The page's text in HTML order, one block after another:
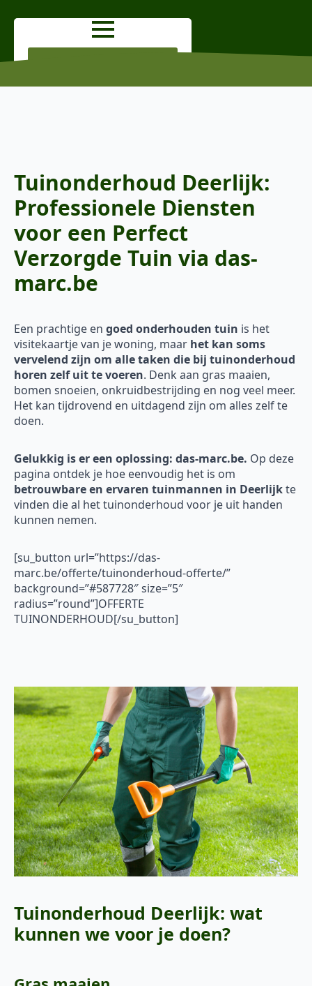
Tuinonderhoud Deerlijk:
Professionele Diensten
voor een Perfect
Verzorgde Tuin via das-
marc.be
Een prachtige en goed onderhouden tuin is het
visitekaartje van je woning, maar het kan soms
vervelend zijn om alle taken die bij tuinonderhoud
horen zelf uit te voeren. Denk aan gras maaien,
bomen snoeien, onkruidbestrijding en nog veel meer.
Het kan tijdrovend en uitdagend zijn om alles zelf te
doen.
Gelukkig is er een oplossing: das-marc.be. Op deze
pagina ontdek je hoe eenvoudig het is om
betrouwbare en ervaren tuinmannen in Deerlijkte
vinden die al het tuinonderhoud voor je uit handen
kunnen nemen.
[su_button url=”https://das-
marc.be/offerte/tuinonderhoud-offerte/”
background=”#587728″ size=”5″
radius=”round”]OFFERTE
TUINONDERHOUD[/su_button]
Tuinonderhoud Deerlijk: wat
kunnen we voor je doen?